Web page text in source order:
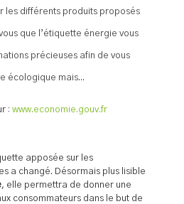
les différents produits proposés
que l’étiquette énergie vous
précieuses afin de vous
écologique mais...
: www.economie.gouv.fr
apposée sur les
a changé. Désormais p lus lisible
, elle permettra de donner une
consommateurs dans le but de